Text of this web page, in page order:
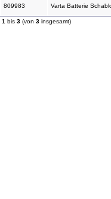
809983 Varta Batterie
1 bis 3 (von 3 insgesamt)